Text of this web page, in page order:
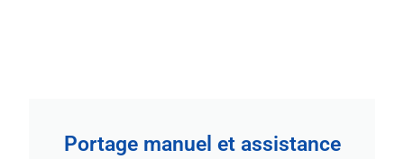
Portage manuel et assistance